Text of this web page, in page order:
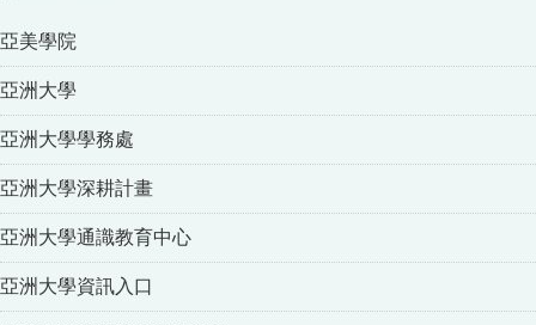
亞美學院
亞洲大學
亞洲大學學務處
亞洲大學深耕計畫
亞洲大學通識教育中心
亞洲大學資訊入口